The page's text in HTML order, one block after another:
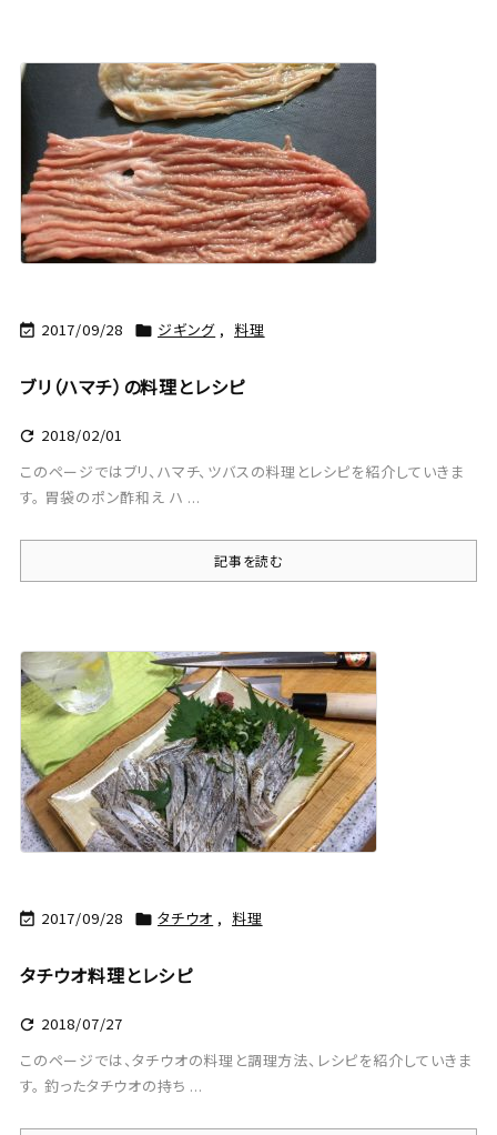
 2017/09/28  ジギング , 料理
ブリ（ハマチ）の料理とレシピ
 2018/02/01
このページではブリ、ハマチ、ツバスの料理とレシピを紹介していきま
す。 胃袋のポン酢和え ハ ...
記事を読む
 2017/09/28  タチウオ , 料理
タチウオ料理とレシピ
 2018/07/27
このページでは、タチウオの料理と調理方法、レシピを紹介していきま
す。 釣ったタチウオの持ち ...